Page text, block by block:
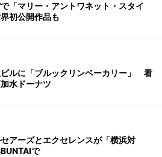
「マリー・アントワネット・スタイ
初公開作品も
ルに「ブルックリンベーカリー」 看
水ドーナツ
アーズとエクセレンスが「横浜対
で